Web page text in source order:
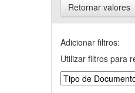
Retornar valores
Adicionar filtros:
Utilizar filtros para